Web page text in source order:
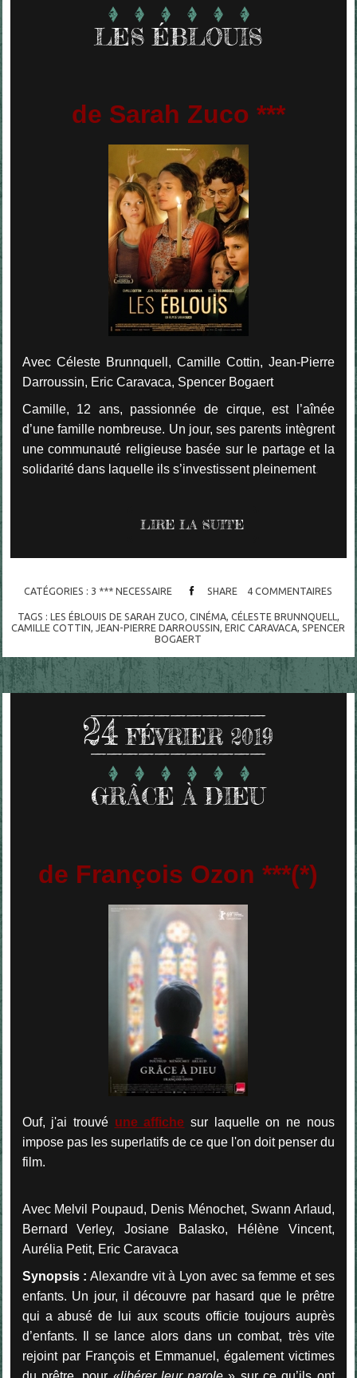
LES ÉBLOUIS
de Sarah Zuco ***
Avec Céleste Brunnquell, Camille Cottin, Jean-Pierre
Darroussin, Eric Caravaca, Spencer Bogaert
Camille, 12 ans, passionnée de cirque, est l’aînée
d’une famille nombreuse. Un jour, ses parents intègrent
une communauté religieuse basée sur le partage et la
solidarité dans laquelle ils s’investissent pleinement.
LIRE LA SUITE
CATÉGORIES : 3 *** NECESSAIRE SHARE 4 COMMENTAIRES
TAGS : LES ÉBLOUIS DE SARAH ZUCO, CINÉMA, CÉLESTE BRUNNQUELL ,
CAMILLE COTTIN,JEAN-PIERRE DARROUSSIN,ERIC CARAVACA,SPENCER
BOGAERT
24 FÉVRIER 2019
GRÂCE À DIEU
de François Ozon ***(*)
Ouf, j'ai trouvé une affiche sur laquelle on ne nous
impose pas les superlatifs de ce que l'on doit penser du
film.
Avec Melvil Poupaud, Denis Ménochet, Swann Arlaud,
Bernard Verley, Josiane Balasko, Hélène Vincent,
Aurélia Petit, Eric Caravaca
Synopsis : Alexandre vit à Lyon avec sa femme et ses
enfants. Un jour, il découvre par hasard que le prêtre
qui a abusé de lui aux scouts officie toujours auprès
d’enfants. Il se lance alors dans un combat, très vite
rejoint par François et Emmanuel, également victimes